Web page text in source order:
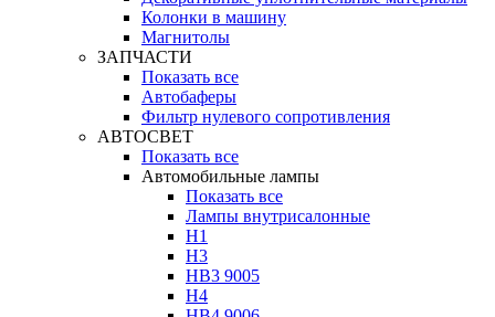
Колонки в машину
Магнитолы
ЗАПЧАСТИ
Показать все
Автобаферы
Фильтр нулевого сопротивления
АВТОСВЕТ
Показать все
Автомобильные лампы
Показать все
Лампы внутрисалонные
H1
H3
HB3 9005
H4